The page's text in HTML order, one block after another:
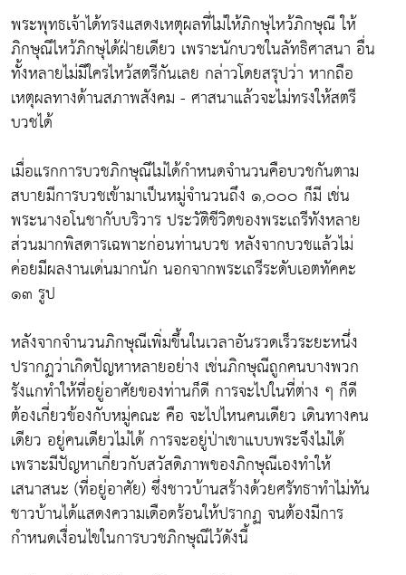
พระพุทธเจ้าได้ทรงแสดงเหตุผลที่ไม่ให้ภิกษุไหว้ภิกษุณี ให้
ภิกษุณีไหว้ภิกษุได้ฝ่ายเดียว เพราะนักบวชในลัทธิศาสนา อื่น
ทั้งหลายไม่มีใครไหว้สตรีกันเลย กล่าวโดยสรุปว่า หากถือ
เหตุผลทางด้านสภาพสังคม - ศาสนาแล้วจะไม่ทรงให้สตรี
บวชได้
เมื่อแรกการบวชภิกษุณีไม่ได้กำหนดจำนวนคือบวชกันตาม
สบายมีการบวชเข้ามาเป็นหมู่จำนวนถึง ๑,๐๐๐ ก็มี เช่น
พระนางอโนชากับบริวาร ประวัติชีวิตของพระเถรีทังหลาย
ส่วนมากพิสดารเฉพาะก่อนท่านบวช หลังจากบวชแล้วไม่
ค่อยมีผลงานเด่นมากนัก นอกจากพระเถรีระดับเอตทัคคะ
๑๓ รูป
หลังจากจำนวนภิกษุณีเพิ่มขึ้นในเวลาอันรวดเร็วระยะหนึ่ง
ปรากฏว่าเกิดปัญหาหลายอย่าง เช่นภิกษุณีถูกคนบางพวก
รังแกทำให้ที่อยู่อาศัยของท่านก็ดี การจะไปในที่ต่าง ๆ ก็ดี
ต้องเกี่ยวข้องกับหมู่คณะ คือ จะไปไหนคนเดียว เดินทางคน
เดียว อยู่คนเดียวไม่ได้ การจะอยู่ป่าเขาแบบพระจึงไม่ได้
เพราะมีปัญหาเกี่ยวกับสวัสดิภาพของภิกษุณีเองทำให้
เสนาสนะ (ที่อยู่อาศัย) ซึ่งชาวบ้านสร้างด้วยศรัทธาทำไม่ทัน
ชาวบ้านได้แสดงความเดือดร้อนให้ปรากฏ จนต้องมีการ
กำหนดเงื่อนไขในการบวชภิกษุณีไว้ดังนี้